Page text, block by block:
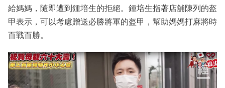
給媽媽，隨即遭到鍾培生的拒絕。鍾培生指著店舖陳列的盔
甲表示，可以考慮贈送必勝將軍的盔甲，幫助媽媽打麻將時
百戰百勝。